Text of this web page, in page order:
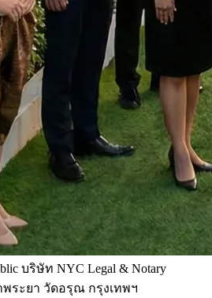
บริษัท NYC Legal & Notary
พระยา วัดอรุณ กรุงเทพฯ